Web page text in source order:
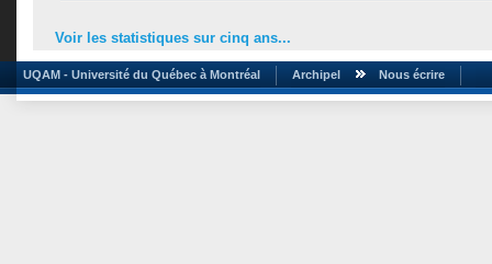
Voir les statistiques sur cinq ans...
UQAM - Université du Québec à Montréal Archipel Nous écrire